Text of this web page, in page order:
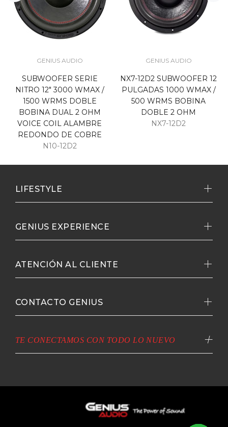
GENIUS AUDIO
SUBWOOFER SERIE
NITRO 12" 3000 WMAX /
1500 WRMS DOBLE
BOBINA DUAL 2 OHM
VOICE COIL ALAMBRE
REDONDO DE COBRE
N10-12D2
GENIUS AUDIO
NX7-12D2 SUBWOOFER 12
PULGADAS 1000 WMAX /
500 WRMS BOBINA
DOBLE 2 OHM
NX7-12D2
TE CONECTAMOS CON TODO LO NUEVO
LIFESTYLE
GENIUS EXPERIENCE
ATENCIÓN AL CLIENTE
CONTACTO GENIUS